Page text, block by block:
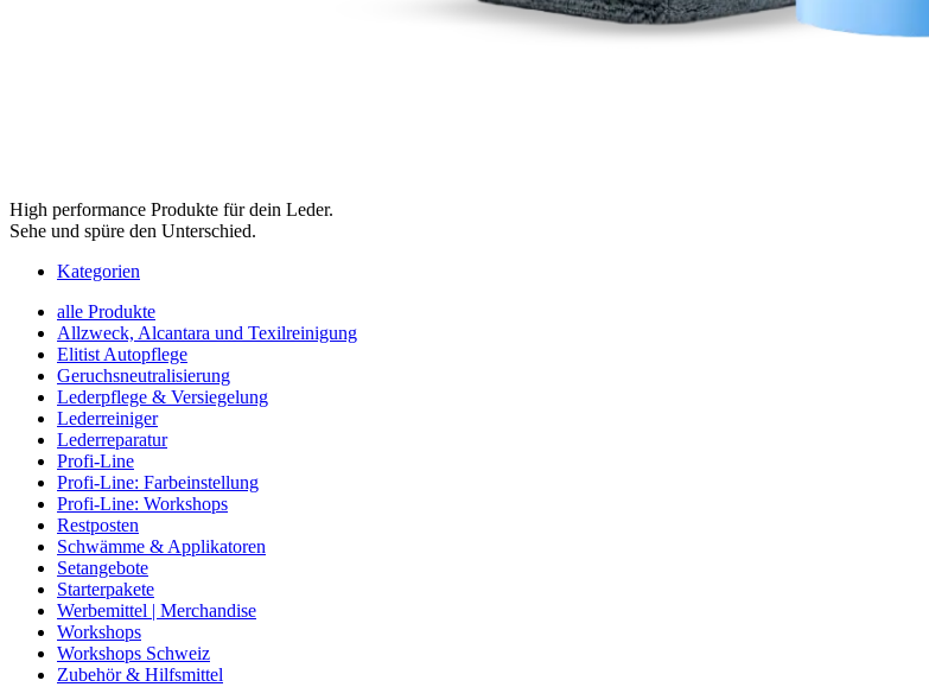
High performance Produkte für dein Leder.
Sehe und spüre den Unterschied.
Kategorien
alle Produkte
Allzweck, Alcantara und Texilreinigung
Elitist Autopflege
Geruchsneutralisierung
Lederpflege & Versiegelung
Lederreiniger
Lederreparatur
Profi-Line
Profi-Line: Farbeinstellung
Profi-Line: Workshops
Restposten
Schwämme & Applikatoren
Setangebote
Starterpakete
Werbemittel | Merchandise
Workshops
Workshops Schweiz
Zubehör & Hilfsmittel